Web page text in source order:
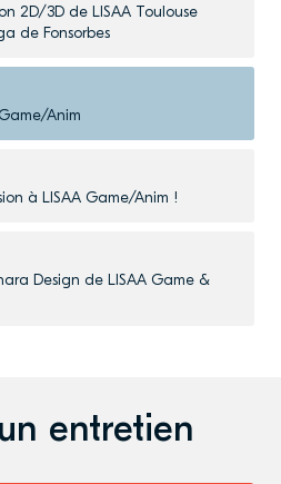
2D/3D de LISAA Toulouse
de Fonsorbes
Anim
à LISAA Game/Anim !
Design de LISAA Game &
entretien